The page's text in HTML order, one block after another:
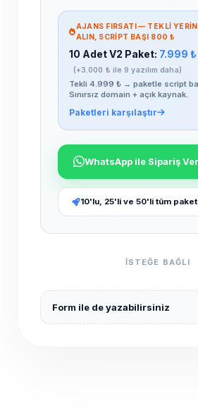
AJANS FIRSATI — TEKLI
ALIN, SCRIPT BAŞI 800 ₺
10 Adet V2 Paket: 7.999 ₺
(+3.000 ₺ ile 9 yazılım daha)
Tekli 4.999 ₺ → paketle script
Sınırsız domain + açık kaynak.
Paketleri karşılaştır
WhatsApp ile Sipariş
10'lu, 25'li ve 50'li tüm
ISTEĞE BAĞLI
Form ile de yazabilirsiniz